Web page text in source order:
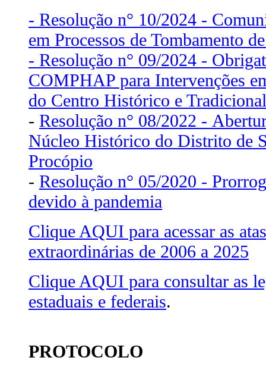
- Resolução n° 10/2024 -
em Processos de Tombamento
- Resolução n° 09/2024 -
COMPHAP para Intervenções
do Centro Histórico e Tradicional
- Resolução n° 08/2022 -
Núcleo Histórico do Distrito de
Procópio
- Resolução n° 05/2020 -
devido à pandemia
Clique AQUI para acessar as
extraordinárias de 2006 a 2025
Clique AQUI para consultar as
estaduais e federais.
PROTOCOLO